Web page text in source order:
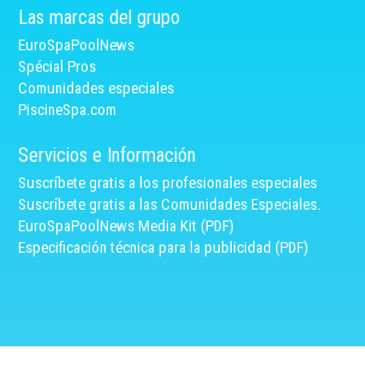
Las marcas del grupo
EuroSpaPoolNews
Spécial Pros
Comunidades especiales
PiscineSpa.com
Servicios e Información
Suscríbete gratis a los profesionales especiales
Suscríbete gratis a las Comunidades Especiales.
EuroSpaPoolNews Media Kit (PDF)
Especificación técnica para la publicidad (PDF)